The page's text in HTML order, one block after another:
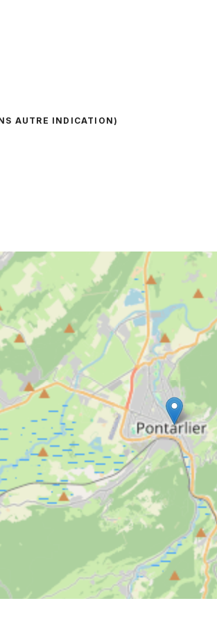
AUTRE INDICATION)